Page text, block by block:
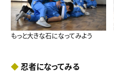
もっと大きな石になってみよう
忍者になってみる